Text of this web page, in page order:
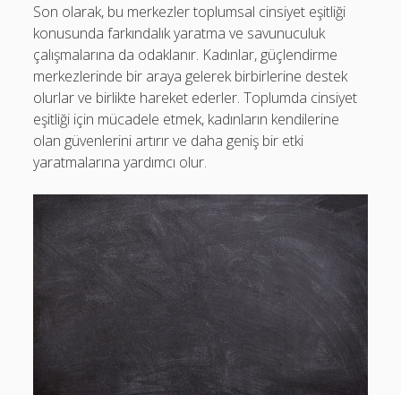
Son olarak, bu merkezler toplumsal cinsiyet eşitliği
konusunda farkındalık yaratma ve savunuculuk
çalışmalarına da odaklanır. Kadınlar, güçlendirme
merkezlerinde bir araya gelerek birbirlerine destek
olurlar ve birlikte hareket ederler. Toplumda cinsiyet
eşitliği için mücadele etmek, kadınların kendilerine
olan güvenlerini artırır ve daha geniş bir etki
yaratmalarına yardımcı olur.